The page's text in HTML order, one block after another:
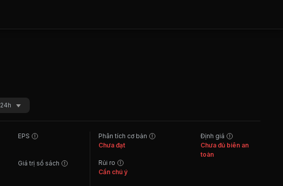
24h
EPS
Giá trị sổ sách
Phân tích cơ bản
Chưa đạt
Rủi ro
Cần chú ý
Định giá
Chưa đủ biên an
toàn